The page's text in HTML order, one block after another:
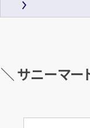
＼ サニーマ